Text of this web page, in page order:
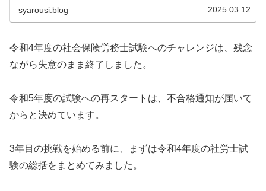
syarousi.blog 2025.03.12
令和4年度の社会保険労務士試験へのチャレンジは、残念
ながら失意のまま終了しました。
令和5年度の試験への再スタートは、不合格通知が届いて
からと決めています。
3年目の挑戦を始める前に、まずは令和4年度の社労士試
験の総括をまとめてみました。